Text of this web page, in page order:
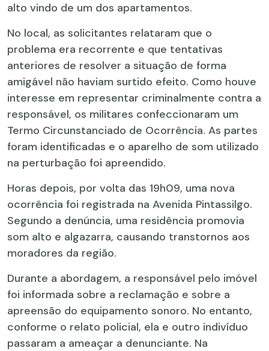
alto vindo de um dos apartamentos.
No local, as solicitantes relataram que o
problema era recorrente e que tentativas
anteriores de resolver a situação de forma
amigável não haviam surtido efeito. Como houve
interesse em representar criminalmente contra a
responsável, os militares confeccionaram um
Termo Circunstanciado de Ocorrência. As partes
foram identificadas e o aparelho de som utilizado
na perturbação foi apreendido.
Horas depois, por volta das 19h09, uma nova
ocorrência foi registrada na Avenida Pintassilgo.
Segundo a denúncia, uma residência promovia
som alto e algazarra, causando transtornos aos
moradores da região.
Durante a abordagem, a responsável pelo imóvel
foi informada sobre a reclamação e sobre a
apreensão do equipamento sonoro. No entanto,
conforme o relato policial, ela e outro indivíduo
passaram a ameaçar a denunciante. Na